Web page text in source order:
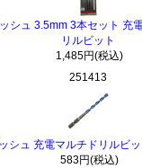
シュ 3.5mm 3本セット 充
リルビット
1,485円(税込)
251413
シュ 充電マルチドリルビ
583円(税込)